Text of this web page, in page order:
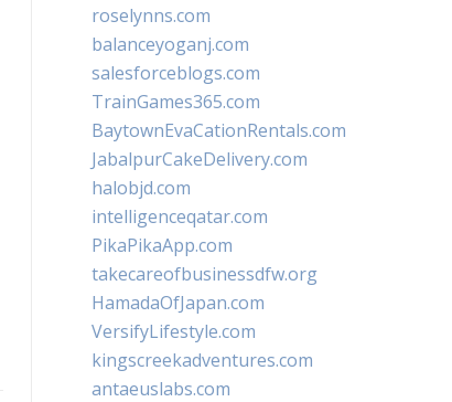
roselynns.com
balanceyoganj.com
salesforceblogs.com
TrainGames365.com
BaytownEvaCationRentals.com
JabalpurCakeDelivery.com
halobjd.com
intelligenceqatar.com
PikaPikaApp.com
takecareofbusinessdfw.org
HamadaOfJapan.com
VersifyLifestyle.com
kingscreekadventures.com
antaeuslabs.com